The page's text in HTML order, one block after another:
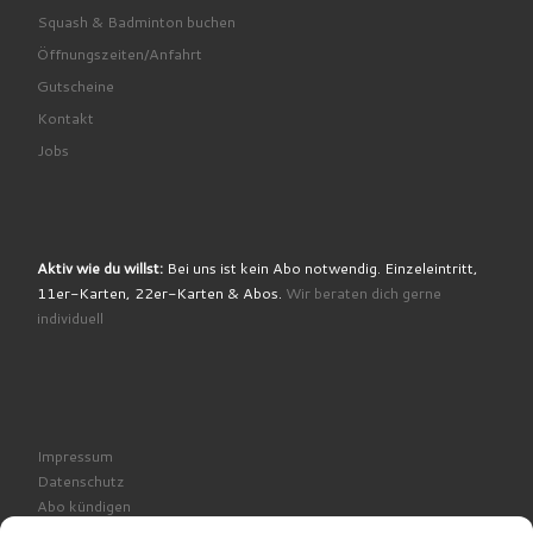
Squash & Badminton buchen
Öffnungszeiten/Anfahrt
Gutscheine
Kontakt
Jobs
Aktiv wie du willst: Bei uns ist kein Abo notwendig. Einzeleintritt,
11er-Karten, 22er-Karten & Abos. Wir beraten dich gerne
individuell
Impressum
Datenschutz
Abo kündigen